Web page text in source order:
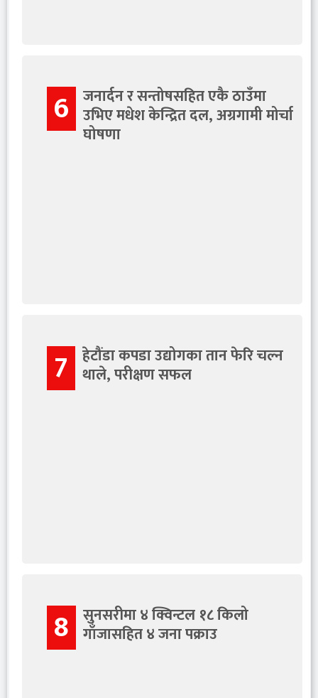
6 जनार्दन र सन्तोषसहित एकै ठाउँमा
उभिए मधेश केन्द्रित दल, अग्रगामी मोर्चा
घोषणा
7 हेटौंडा कपडा उद्योगका तान फेरि चल्न
थाले, परीक्षण सफल
8 सुनसरीमा ४ क्विन्टल १८ किलो
गाँजासहित ४ जना पक्राउ